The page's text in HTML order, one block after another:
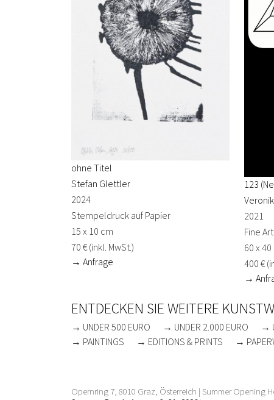
ohne Titel
Stefan Glettler
2024
Stempeldruck auf Papier
15 x 10 cm
70 € (inkl. MwSt.)
→ Anfrage
123
2021
Fine
60 x
400 €
→
ENTDECKEN SIE WEITERE
→ UNDER 500 EURO → UNDER 2.000 EURO →
→ PAINTINGS
→ EDITIONS & PRINTS →
Opernring 7, 8010 Graz, Österreich | Summer Opening